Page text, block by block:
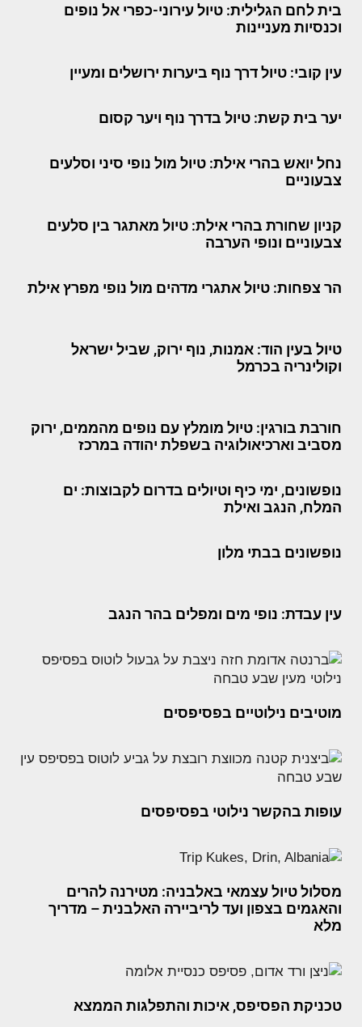
בית לחם הגלילית: טיול עירוני-כפרי אל נופים
וכנסיות מעניינות
עין קובי: טיול דרך נוף ביערות ירושלים ומעיין
יער בית קשת: טיול בדרך נוף ויער קסום
נחל יואש בהרי אילת: טיול מול נופי סיני וסלעים
צבעוניים
קניון שחורת בהרי אילת: טיול מאתגר בין סלעים
צבעוניים ונופי הערבה
הר צפחות: טיול אתגרי מדהים מול נופי מפרץ אילת
טיול בעין הוד: אמנות, נוף ירוק, שביל ישראל
וקולינריה בכרמל
חורבת בורגין: טיול מומלץ עם נופים מהממים, ירוק
מסביב וארכיאולוגיה בשפלת יהודה במרכז
נופשונים, ימי כיף וטיולים בדרום לקבוצות: ים
המלח, הנגב ואילת
נופשונים בבתי מלון
עין עבדת: נופי מים ומפלים בהר הנגב
מוטיבים נילוטיים בפסיפסים
עופות בהקשר נילוטי בפסיפסים
מסלול טיול עצמאי באלבניה: מטירנה להרים
והאגמים בצפון ועד לריביירה האלבנית – מדריך
מלא
טכניקת הפסיפס, איכות והתפלגות הממצא